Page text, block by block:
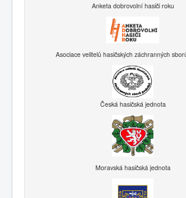
Anketa dobrovolní hasiči roku
Asociace velitelů hasičských záchranných
Česká hasičská jednota
Moravská hasičská jednota